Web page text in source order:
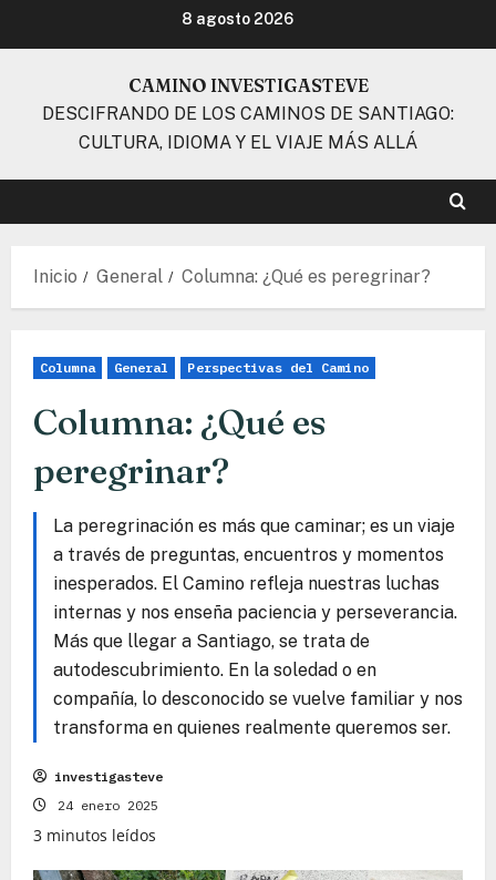
8 agosto 2026
CAMINO INVESTIGASTEVE
DESCIFRANDO DE LOS CAMINOS DE SANTIAGO:
CULTURA, IDIOMA Y EL VIAJE MÁS ALLÁ
Inicio General Columna: ¿Qué es peregrinar?
Columna General Perspectivas del Camino
Columna: ¿Qué es
peregrinar?
La peregrinación es más que caminar; es un viaje
a través de preguntas, encuentros y momentos
inesperados. El Camino refleja nuestras luchas
internas y nos enseña paciencia y perseverancia.
Más que llegar a Santiago, se trata de
autodescubrimiento. En la soledad o en
compañía, lo desconocido se vuelve familiar y nos
transforma en quienes realmente queremos ser.
investigasteve
24 enero 2025
3 minutos leídos